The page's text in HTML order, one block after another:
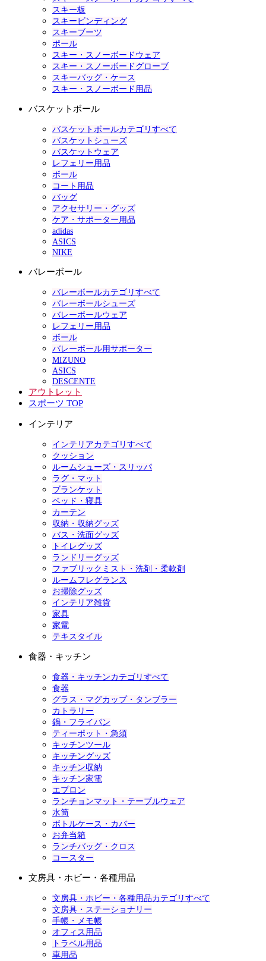
スキー板
スキービンディング
スキーブーツ
ポール
スキー・スノーボードウェア
スキー・スノーボードグローブ
スキーバッグ・ケース
スキー・スノーボード用品
バスケットボール
バスケットボールカテゴリすべて
バスケットシューズ
バスケットウェア
レフェリー用品
ボール
コート用品
バッグ
アクセサリー・グッズ
ケア・サポーター用品
adidas
ASICS
NIKE
バレーボール
バレーボールカテゴリすべて
バレーボールシューズ
バレーボールウェア
レフェリー用品
ボール
バレーボール用サポーター
MIZUNO
ASICS
DESCENTE
アウトレット
スポーツ TOP
インテリア
インテリアカテゴリすべて
クッション
ルームシューズ・スリッパ
ラグ・マット
ブランケット
ベッド・寝具
カーテン
収納・収納グッズ
バス・洗面グッズ
トイレグッズ
ランドリーグッズ
ファブリックミスト・洗剤・柔軟剤
ルームフレグランス
お掃除グッズ
インテリア雑貨
家具
家電
テキスタイル
食器・キッチン
食器・キッチンカテゴリすべて
食器
グラス・マグカップ・タンブラー
カトラリー
鍋・フライパン
ティーポット・急須
キッチンツール
キッチングッズ
キッチン収納
キッチン家電
エプロン
ランチョンマット・テーブルウェア
水筒
ボトルケース・カバー
お弁当箱
ランチバッグ・クロス
コースター
文房具・ホビー・各種用品
文房具・ホビー・各種用品カテゴリすべて
文房具・ステーショナリー
手帳・メモ帳
オフィス用品
トラベル用品
車用品